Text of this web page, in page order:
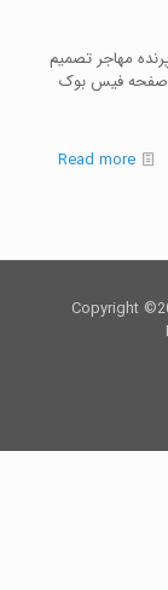
مهاجر تصمیم
صفحه فیس بوک
Read more
Copyright